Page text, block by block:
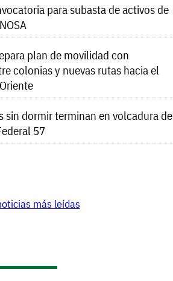
para subasta de activos de
plan de movilidad con
colonias y nuevas rutas hacia el
sin dormir terminan en volcadura de
57
más leídas